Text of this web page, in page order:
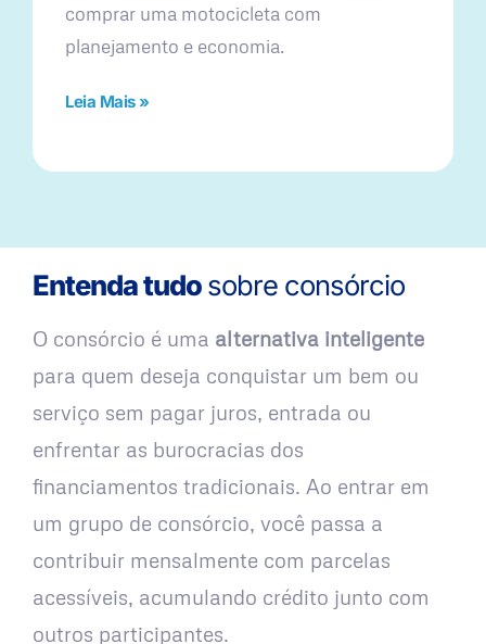
comprar uma motocicleta com
planejamento e economia.
Leia Mais »
Entenda tudosobre consórcio
O consórcio é uma alternativa inteligente
para quem deseja conquistar um bem ou
serviço sem pagar juros, entrada ou
enfrentar as burocracias dos
financiamentos tradicionais. Ao entrar em
um grupo de consórcio, você passa a
contribuir mensalmente com parcelas
acessíveis, acumulando crédito junto com
outros participantes.